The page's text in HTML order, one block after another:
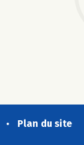
Plan du site